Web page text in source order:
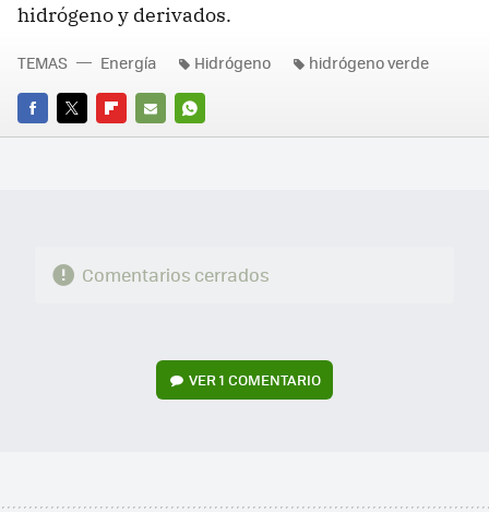
hidrógeno y derivados.
FACEBOOK
TWITTERFLIPBOARD
E-
WHATSAPP
TEMAS Energía Hidrógeno hidrógeno verde
Comentarios cerrados
VER1 COMENTARIO